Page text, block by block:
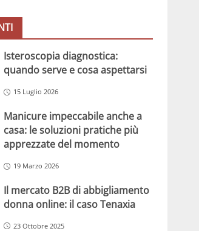
Isteroscopia diagnostica:
quando serve e cosa aspettarsi
15 Luglio 2026
Manicure impeccabile anche a
casa: le soluzioni pratiche più
apprezzate del momento
19 Marzo 2026
Il mercato B2B di abbigliamento
donna online: il caso Tenaxia
23 Ottobre 2025